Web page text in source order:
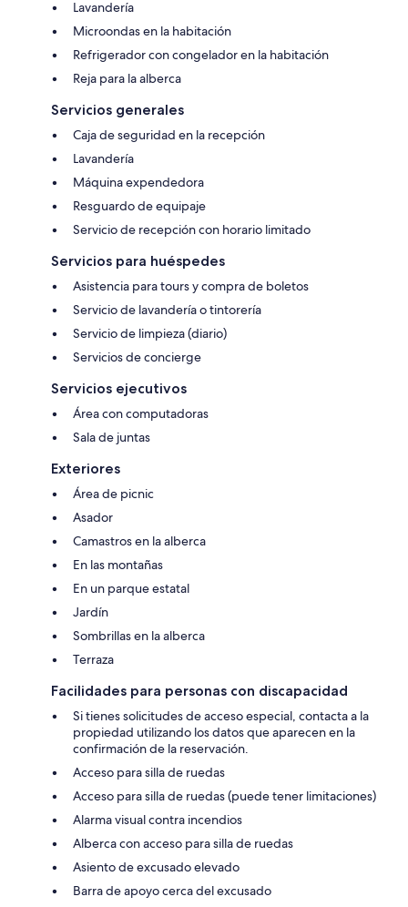
Lavandería
Microondas en la habitación
Refrigerador con congelador en la habitación
Reja para la alberca
Servicios generales
Caja de seguridad en la recepción
Lavandería
Máquina expendedora
Resguardo de equipaje
Servicio de recepción con horario limitado
Servicios para huéspedes
Asistencia para tours y compra de boletos
Servicio de lavandería o tintorería
Servicio de limpieza (diario)
Servicios de concierge
Servicios ejecutivos
Área con computadoras
Sala de juntas
Exteriores
Área de picnic
Asador
Camastros en la alberca
En las montañas
En un parque estatal
Jardín
Sombrillas en la alberca
Terraza
Facilidades para personas con discapacidad
Si tienes solicitudes de acceso especial, contacta a la
propiedad utilizando los datos que aparecen en la
confirmación de la reservación.
Acceso para silla de ruedas
Acceso para silla de ruedas (puede tener limitaciones)
Alarma visual contra incendios
Alberca con acceso para silla de ruedas
Asiento de excusado elevado
Barra de apoyo cerca del excusado